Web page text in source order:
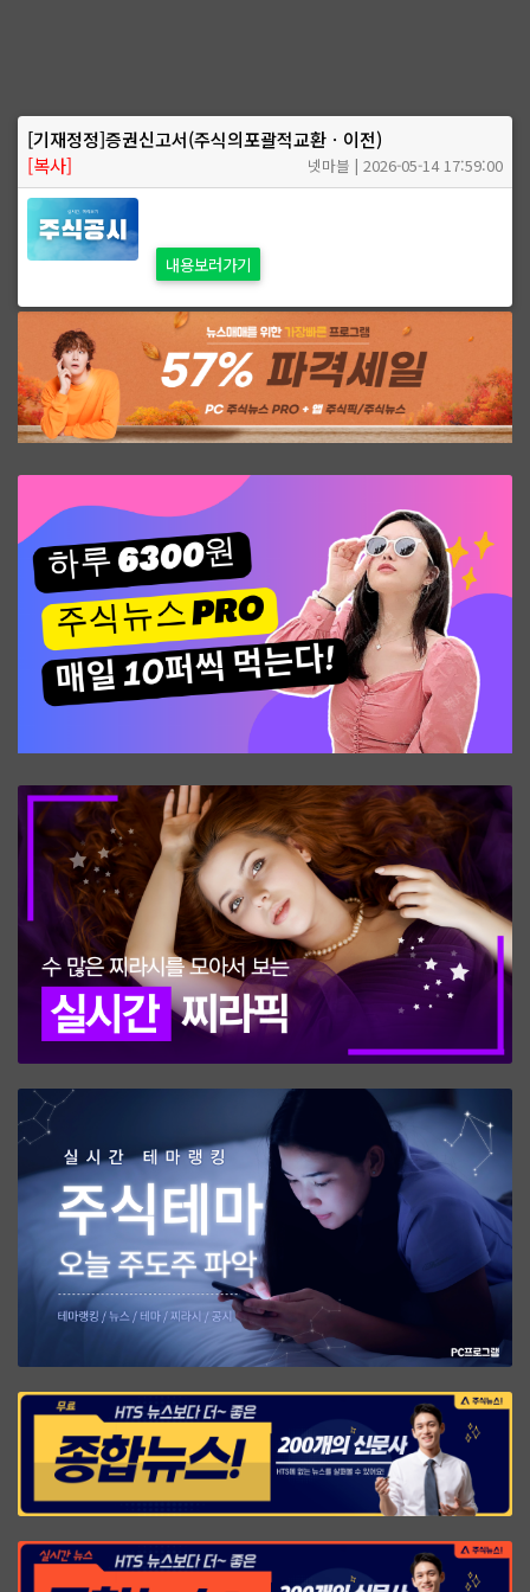
[기재정정]증권신고서(주식의포괄적교환ㆍ이전)
[복사]
넷마블 | 2026-05-14 17:59:00
내용보러가기